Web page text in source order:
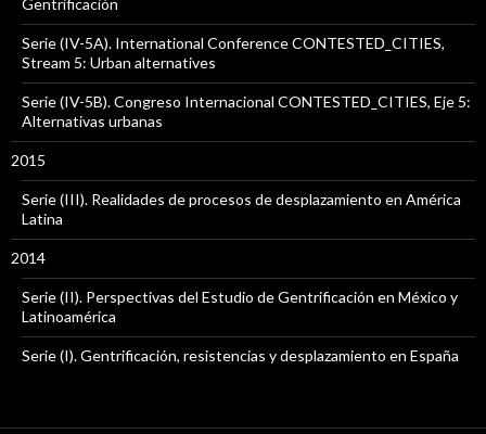
Gentrificación
Serie (IV-5A). International Conference CONTESTED_CITIES,
Stream 5: Urban alternatives
Serie (IV-5B). Congreso Internacional CONTESTED_CITIES, Eje 5:
Alternativas urbanas
2015
Serie (III). Realidades de procesos de desplazamiento en América
Latina
2014
Serie (II). Perspectivas del Estudio de Gentrificación en México y
Latinoamérica
Serie (I). Gentrificación, resistencias y desplazamiento en España